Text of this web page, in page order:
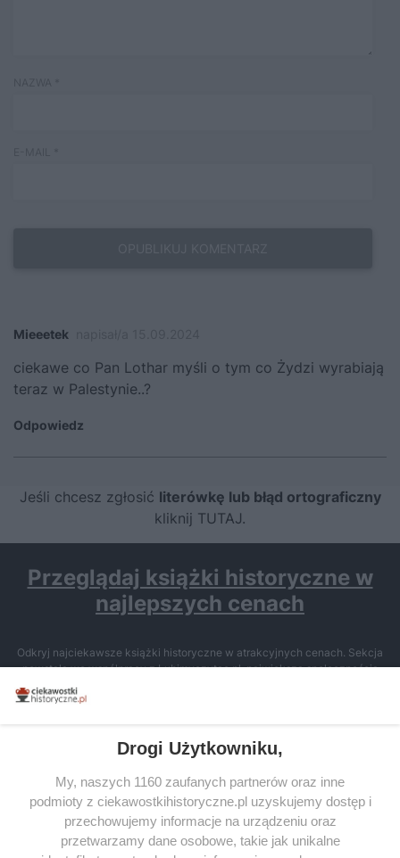
Mieeetek
ciekawe co Pan Lothar myśli o tym co Żydzi wyrabiają
teraz w Palestynie..?
Odpowiedz
Jeśli chcesz zgłosić literówkę lub błąd ortograficzny
kliknij TUTAJ.
Przeglądaj książki historyczne w
najlepszych cenach
Odkryj najciekawsze książki historyczne w atrakcyjnych cenach. Sekcja
powstała we współpracy z Lubimyczytac.pl, największą społecznością
miłośników literatury w Polsce – dzięki temu możesz wybierać spośród
tytułów najwyżej ocenianych przez czytelników.
SERWIS
SPOŁECZNOŚĆ
Drogi Użytkowniku,
My, naszych 1160 zaufanych partnerów oraz inne
podmioty z ciekawostkihistoryczne.pl uzyskujemy dostęp i
przechowujemy informacje na urządzeniu oraz
przetwarzamy dane osobowe, takie jak unikalne